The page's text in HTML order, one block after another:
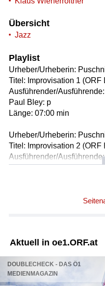
Übersicht
Jazz
Playlist
Urheber/Urheberin:
Titel: Improvisation 1 (ORF
Ausführender/
Paul Bley: p
Länge: 07:00 min
Urheber/Urheberin:
Titel: Improvisation 2 (ORF
Ausführender/
Paul Bley: p
Urheber/Urheberin:
Länge: 07:30 min
Urheber/Urheberin: Paul
Titel: Improvisation 4 (ORF
Aktuell in oe1.ORF.at
DOUBLECHECK - DAS Ö1
MEDIENMAGAZIN